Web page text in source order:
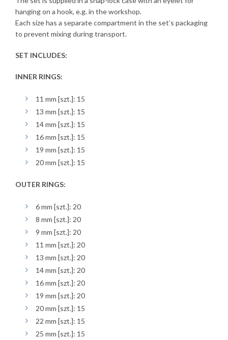
hanging on a hook, e.g. in the workshop.
Each size has a separate compartment in the set’s packaging
to prevent mixing during transport.
SET INCLUDES:
INNER RINGS:
11 mm [szt.]: 15
13 mm [szt.]: 15
14 mm [szt.]: 15
16 mm [szt.]: 15
19 mm [szt.]: 15
20 mm [szt.]: 15
OUTER RINGS:
6 mm [szt.]: 20
8 mm [szt.]: 20
9 mm [szt.]: 20
11 mm [szt.]: 20
13 mm [szt.]: 20
14 mm [szt.]: 20
16 mm [szt.]: 20
19 mm [szt.]: 20
20 mm [szt.]: 15
22 mm [szt.]: 15
25 mm [szt.]: 15